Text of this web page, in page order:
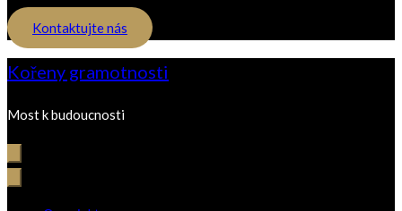
Kontaktujte nás
Kořeny gramotnosti
Most k budoucnosti